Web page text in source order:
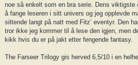
noe så enkelt som en bra serie. Dens viktigste
å fange leseren i sitt univers og jeg opplevde
sittende langt på natt med Fitz’ eventyr. Den
tror ikke jeg kommer til å lese den igjen, men
kikk hvis du er på jakt etter fengende fantasy.
The Farseer Trilogy gis herved 6,5/10 i en